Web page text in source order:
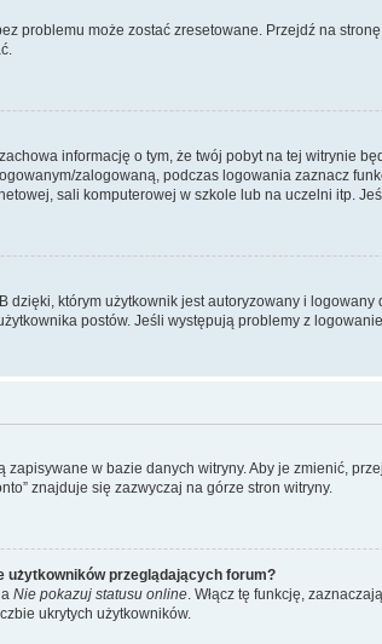
problemu może zostać zresetowane. Przejdź na
zachowa informację o tym, że twój pobyt na tej witrynie
zalogowaną, podczas logowania zaznacz
sali komputerowej w szkole lub na uczelni itp.
którym użytkownik jest autoryzowany i
postów. Jeśli występują problemy z
w bazie danych witryny. Aby je zmienić,
znajduje się zazwyczaj na górze stron witryny.
użytkowników przeglądających forum?
Nie pokazuj statusu online . Włącz tę funkcję,
ukrytych użytkowników.